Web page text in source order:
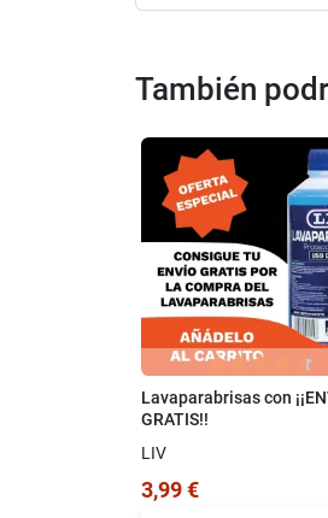
También
Lavaparabrisas con
GRATIS!!
LIV
3,99 €